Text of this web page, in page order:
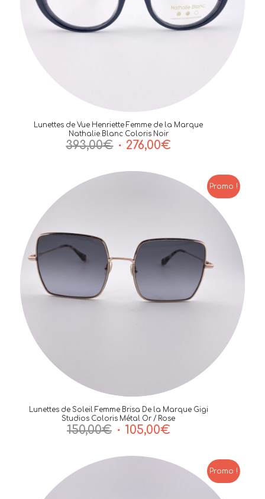
Lunettes de Vue Henriette Femme de la Marque
Nathalie Blanc Coloris Noir
393,00€ Le
initial
276,00€
est :
276,00€.
Promo !
Lunettes de Soleil Femme Brisa De la Marque Gigi
Studios Coloris Métal Or / Rose
150,00€ Le
initial
105,00€Le
est :
105,00€.
Promo !